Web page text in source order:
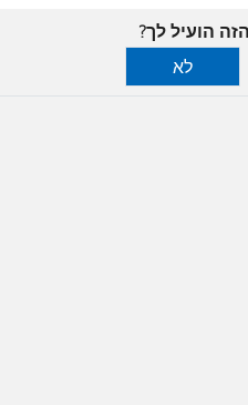
הועיל לך?
לא